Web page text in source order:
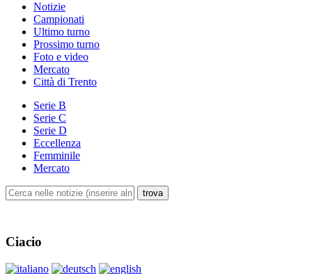
Notizie
Campionati
Ultimo turno
Prossimo turno
Foto e video
Mercato
Città di Trento
Serie B
Serie C
Serie D
Eccellenza
Femminile
Mercato
Ciacio